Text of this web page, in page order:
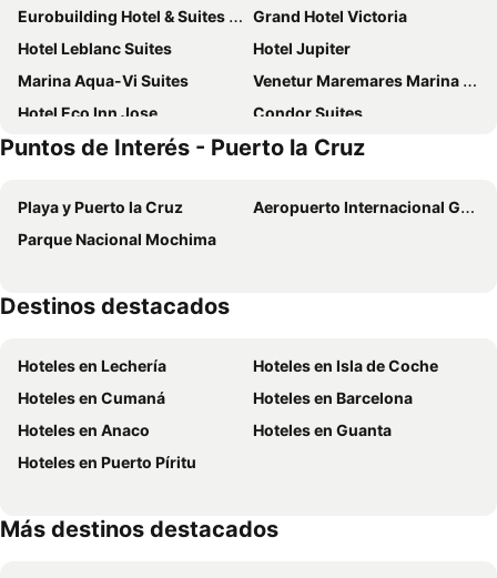
Eurobuilding Hotel & Suites Lecheria
Grand Hotel Victoria
Hotel Leblanc Suites
Hotel Jupiter
Marina Aqua-Vi Suites
Venetur Maremares Marina & Spa
Hotel Eco Inn Jose
Condor Suites
New Auto Motel
Aqua Vi Marina Hotel & Suites
Hotel Venetur Puerto La Cruz
Hotel Maremares
Oasis
Puntos de Interés - Puerto la Cruz
Playa y Puerto la Cruz
Aeropuerto Internacional General José Antonio Anzoátegui
Parque Nacional Mochima
Destinos destacados
Hoteles en Lechería
Hoteles en Isla de Coche
Hoteles en Cumaná
Hoteles en Barcelona
Hoteles en Anaco
Hoteles en Guanta
Hoteles en Puerto Píritu
Más destinos destacados